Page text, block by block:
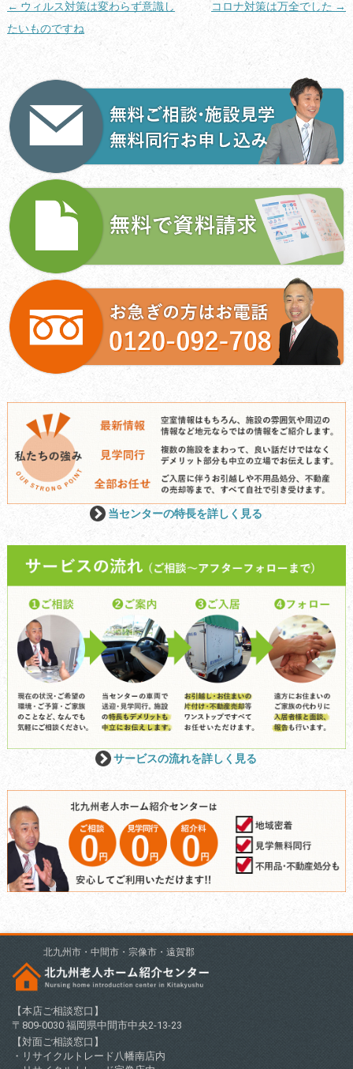
投
稿
ー
シ
← ウィルス対策は変わらず意識し
たいものですね
コロナ対策は万全でした →
当センターの特長を詳しく見る
サービスの流れを詳しく見る
北九州市・中間市・宗像市・遠賀郡
【本店ご相談窓口】
〒809-0030 福岡県中間市中央2-13-23
【対面ご相談窓口】
・リサイクルトレード八幡南店内